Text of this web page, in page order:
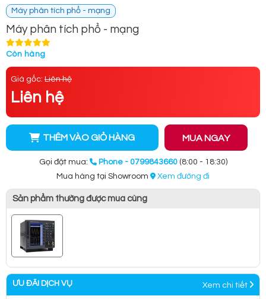
Máy phân tích phổ - mạng
Máy phân tích phổ - mạng
Còn hàng
Giá gốc: Liên hệ
Liên hệ
THÊM VÀO GIỎ HÀNG MUA NGAY
Gọi đặt mua: Phone - 0799843660 (8:00 - 18:30)
Mua hàng tại Showroom
Xem đường đi
Sản phẩm thường được mua cùng
ƯU ĐÃI DỊCH VỤ Xem chi tiết